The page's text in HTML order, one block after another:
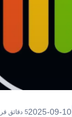
2025-09-105 دقائق قراءة